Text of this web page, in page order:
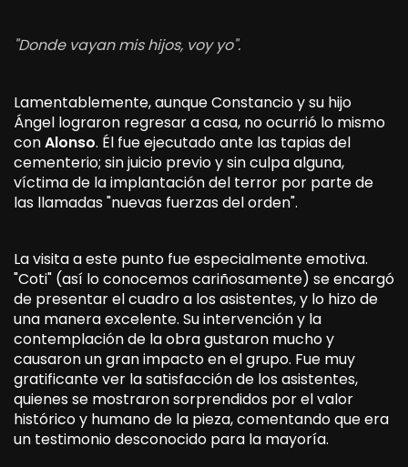
"Donde vayan mis hijos, voy yo".
Lamentablemente, aunque Constancio y su hijo
Ángel lograron regresar a casa, no ocurrió lo mismo
conAlonso. Él fue ejecutado ante las tapias del
cementerio; sin juicio previo y sin culpa alguna,
víctima de la implantación del terror por parte de
las llamadas "nuevas fuerzas del orden".
La visita a este punto fue especialmente emotiva.
"Coti" (así lo conocemos cariñosamente) se encargó
de presentar el cuadro a los asistentes, y lo hizo de
una manera excelente. Su intervención y la
contemplación de la obra gustaron mucho y
causaron un gran impacto en el grupo. Fue muy
gratificante ver la satisfacción de los asistentes,
quienes se mostraron sorprendidos por el valor
histórico y humano de la pieza, comentando que era
un testimonio desconocido para la mayoría.